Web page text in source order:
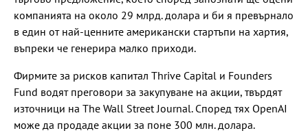
компанията на около 29 млрд. долара и би я превърнало
в един от най-ценните американски стартъпи на хартия,
въпреки че генерира малко приходи.
Фирмите за рисков капитал Thrive Capital и Founders
Fund водят преговори за закупуване на акции, твърдят
източници на The Wall Street Journal. Според тях OpenAI
може да продаде акции за поне 300 млн. долара.